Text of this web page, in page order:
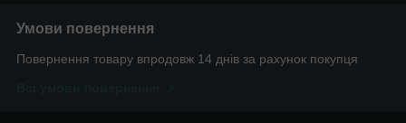
Умови повернення
Повернення товару впродовж 14 днів за рахунок покупця